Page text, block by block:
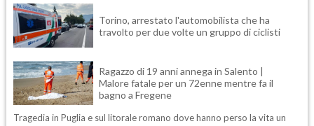
Torino, arrestato l'automobilista che ha
travolto per due volte un gruppo di ciclisti
Ragazzo di 19 anni annega in Salento |
Malore fatale per un 72enne mentre fa il
bagno a Fregene
Tragedia in Puglia e sul litorale romano dove hanno perso la vita un